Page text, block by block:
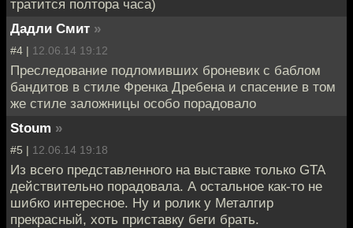
тратится полтора часа)
Дадли Смит »
#4 | 12.06.14 19:12
Преследование подломивших броневик с баблом
бандитов в стиле Френка Дребена и спасение в том
же стиле заложницы особо порадовало
Stoum »
#5 | 12.06.14 19:18
Из всего представленного на выставке только GTA
действительно порадовала. А остальное как-то не
шибко интересное. Ну и ролик у Металгир
прекрасный, хоть приставку беги брать.